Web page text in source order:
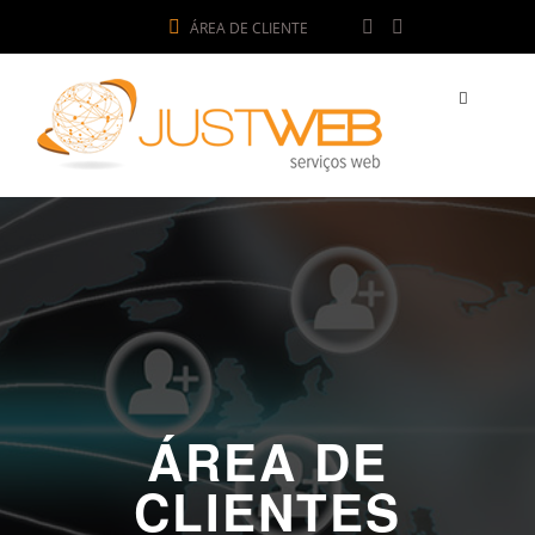
ÁREA DE CLIENTE
ÁREA DE
CLIENTES